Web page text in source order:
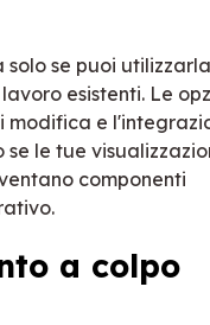
solo se puoi utilizzarla
esistenti. Le
modifica e
le tue
componenti
a colpo